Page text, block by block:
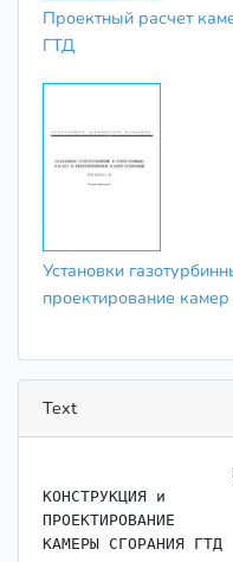
Проектный расчет
ГТД
Установки
проектирование
Text
КОНСТРУКЦИЯ и
ПРОЕКТИРОВАНИЕ
КАМЕРЫ СГОРАНИЯ ГТД